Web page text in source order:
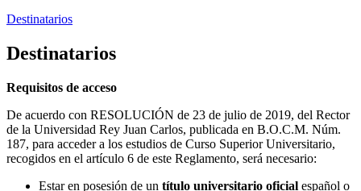
Destinatarios
Destinatarios
Requisitos de acceso
De acuerdo con RESOLUCIÓN de 23 de julio de 2019, del Rector
de la Universidad Rey Juan Carlos, publicada en B.O.C.M. Núm.
187, para acceder a los estudios de Curso Superior Universitario,
recogidos en el artículo 6 de este Reglamento, será necesario:
Estar en posesión de un título universitario oficial español o